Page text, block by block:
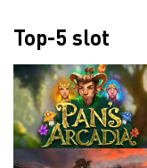
Top-5 slot